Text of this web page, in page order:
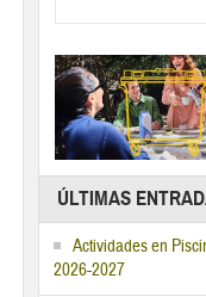
ÚLTIMAS
Actividades en
2026-2027